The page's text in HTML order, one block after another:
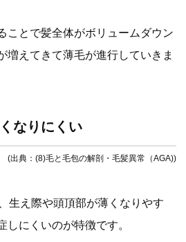
ことで髪全体がボリュームダウン
増えてきて薄毛が進行していきま
なりにくい
(出典：(8)毛と毛包の解剖・毛髪異常（AGA))
生え際や頭頂部が薄くなりやす
しにくいのが特徴です。